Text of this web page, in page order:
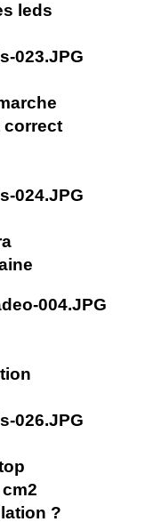
leds
correct
?